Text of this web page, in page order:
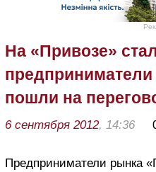
На «Привозе»
пошли на
6 сентября 2012, 14:36
Предприниматели рынка